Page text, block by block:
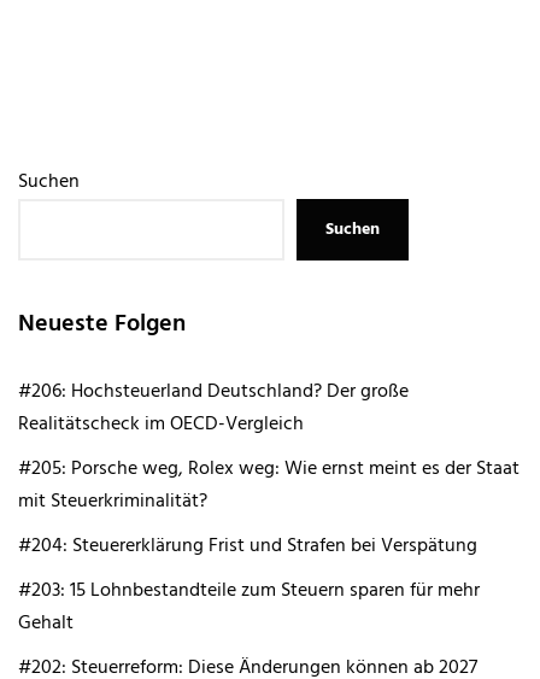
Suchen
Suchen
Neueste Folgen
#206: Hochsteuerland Deutschland? Der große
Realitätscheck im OECD-Vergleich
#205: Porsche weg, Rolex weg: Wie ernst meint es der Staat
mit Steuerkriminalität?
#204: Steuererklärung Frist und Strafen bei Verspätung
#203: 15 Lohnbestandteile zum Steuern sparen für mehr
Gehalt
#202: Steuerreform: Diese Änderungen können ab 2027